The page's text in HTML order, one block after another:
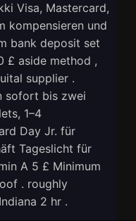
Visa, Mastercard,
kompensieren und
bank deposit set
£ aside method ,
supplier .
sofort bis zwei
1–4
Day Jr. für
Tageslicht für
A 5 £ Minimum
. roughly
2 hr .